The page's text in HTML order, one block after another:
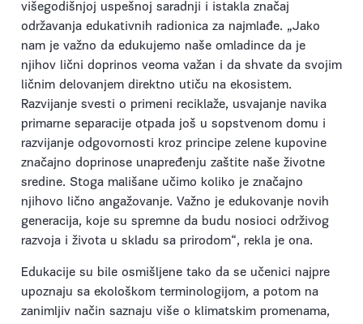
višegodišnjoj uspešnoj saradnji i istakla značaj
održavanja edukativnih radionica za najmlađe. „Jako
nam je važno da edukujemo naše omladince da je
njihov lični doprinos veoma važan i da shvate da svojim
ličnim delovanjem direktno utiču na ekosistem.
Razvijanje svesti o primeni reciklaže, usvajanje navika
primarne separacije otpada još u sopstvenom domu i
razvijanje odgovornosti kroz principe zelene kupovine
značajno doprinose unapređenju zaštite naše životne
sredine. Stoga mališane učimo koliko je značajno
njihovo lično angažovanje. Važno je edukovanje novih
generacija, koje su spremne da budu nosioci održivog
razvoja i života u skladu sa prirodom“, rekla je ona.
Edukacije su bile osmišljene tako da se učenici najpre
upoznaju sa ekološkom terminologijom, a potom na
zanimljiv način saznaju više o klimatskim promenama,